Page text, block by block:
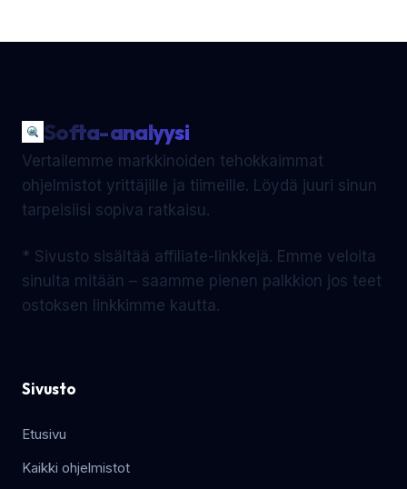
Softa-analyysi
Vertailemme markkinoiden tehokkaimmat
ohjelmistot yrittäjille ja tiimeille. Löydä juuri sinun
tarpeisiisi sopiva ratkaisu.
* Sivusto sisältää affiliate-linkkejä. Emme veloita
sinulta mitään – saamme pienen palkkion jos teet
ostoksen linkkimme kautta.
Sivusto
Etusivu
Kaikki ohjelmistot